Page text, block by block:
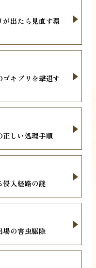
出たら見直す環
ゴキブリを撃退す
正しい処理手順
侵入経路の謎
場の害虫駆除